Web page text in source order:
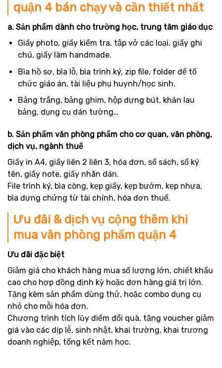
quận 4 bán chạy và cần thiết nhất
a. Sản phẩm dành cho trường học, trung tâm giáo dục
Giấy photo, giấy kiểm tra, tập vở các loại, giấy ghi
chú, giấy làm handmade.
Bìa hồ sơ, bìa lỗ, bìa trình ký, zip file, folder để tổ
chức giáo án, tài liệu phụ huynh/học sinh.
Bảng trắng, bảng ghim, hộp đựng bút, khăn lau
bảng, dụng cụ dán tường…
b. Sản phẩm văn phòng phẩm cho cơ quan, văn phòng,
dịch vụ, ngành thuế
Giấy in A4, giấy liên 2 liên 3, hóa đơn, sổ sách, sổ ký
tên, giấy note, giấy nhãn dán.
File trình ký, bìa còng, kẹp giấy, kẹp bướm, kẹp nhựa,
bìa đựng chứng từ tài chính, hóa đơn thuế.
Ưu đãi & dịch vụ cộng thêm khi
mua văn phòng phẩm quận 4
Ưu đãi đặc biệt
Giảm giá cho khách hàng mua số lượng lớn, chiết khấu
cao cho hợp đồng định kỳ hoặc đơn hàng giá trị lớn.
Tặng kèm sản phẩm dùng thử, hoặc combo dụng cụ
nhỏ cho mỗi hóa đơn.
Chương trình tích lũy điểm đổi quà, tặng voucher giảm
giá vào các dịp lễ, sinh nhật, khai trường, khai trương
doanh nghiệp, tổng kết năm học.